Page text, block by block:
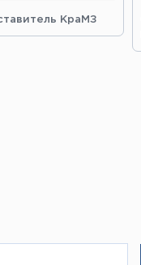
КраМЗ